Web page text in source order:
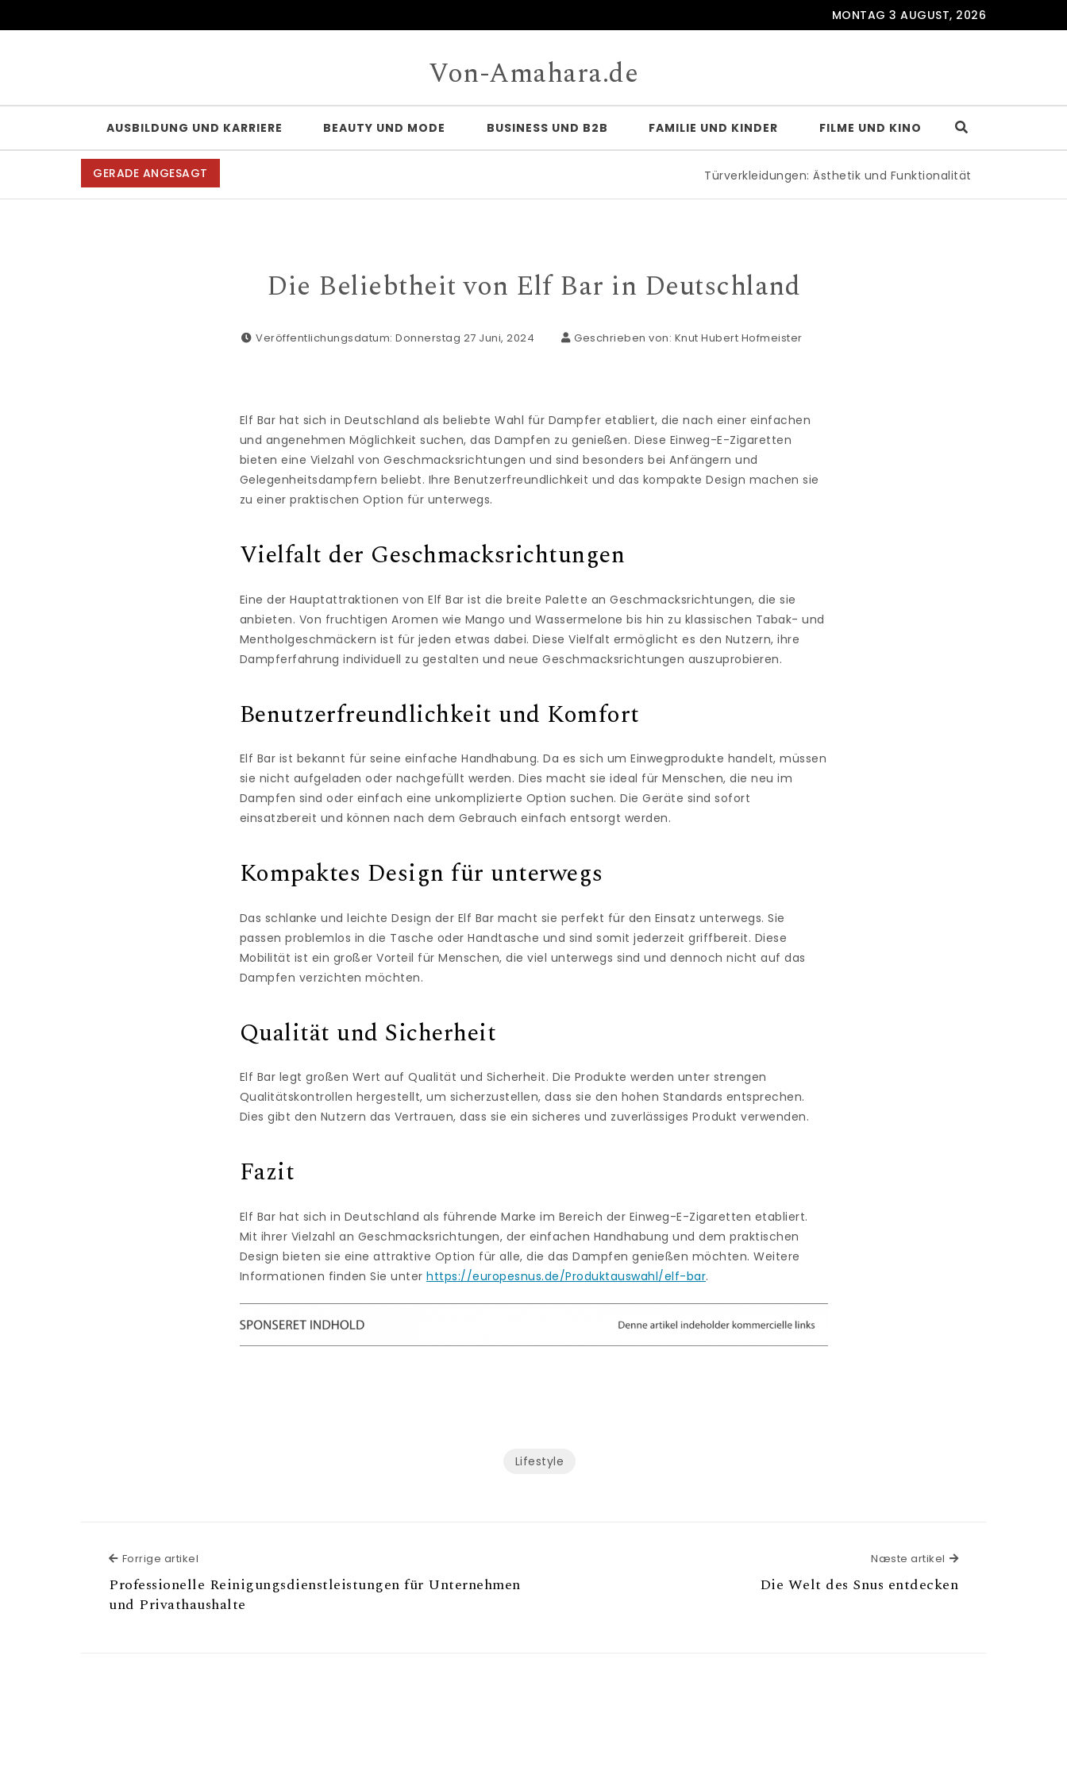
MONTAG 3 AUGUST, 2026
Von-Amahara.de
AUSBILDUNG UND KARRIERE BEAUTY UND MODE BUSINESS UND B2B FAMILIE UND KINDER FILME UND KINO
GERADE ANGESAGT Türverkleidungen: Ästhetik und Funktionalität für jeden Raum
Die Beliebtheit von Elf Bar in Deutschland
Veröffentlichungsdatum: Donnerstag 27 Juni, 2024 Geschrieben von: Knut Hubert Hofmeister
Elf Bar hat sich in Deutschland als beliebte Wahl für Dampfer etabliert, die nach einer einfachen
und angenehmen Möglichkeit suchen, das Dampfen zu genießen. Diese Einweg-E-Zigaretten
bieten eine Vielzahl von Geschmacksrichtungen und sind besonders bei Anfängern und
Gelegenheitsdampfern beliebt. Ihre Benutzerfreundlichkeit und das kompakte Design machen sie
zu einer praktischen Option für unterwegs.
Vielfalt der Geschmacksrichtungen
Eine der Hauptattraktionen von Elf Bar ist die breite Palette an Geschmacksrichtungen, die sie
anbieten. Von fruchtigen Aromen wie Mango und Wassermelone bis hin zu klassischen Tabak- und
Mentholgeschmäckern ist für jeden etwas dabei. Diese Vielfalt ermöglicht es den Nutzern, ihre
Dampferfahrung individuell zu gestalten und neue Geschmacksrichtungen auszuprobieren.
Benutzerfreundlichkeit und Komfort
Elf Bar ist bekannt für seine einfache Handhabung. Da es sich um Einwegprodukte handelt, müssen
sie nicht aufgeladen oder nachgefüllt werden. Dies macht sie ideal für Menschen, die neu im
Dampfen sind oder einfach eine unkomplizierte Option suchen. Die Geräte sind sofort
einsatzbereit und können nach dem Gebrauch einfach entsorgt werden.
Kompaktes Design für unterwegs
Das schlanke und leichte Design der Elf Bar macht sie perfekt für den Einsatz unterwegs. Sie
passen problemlos in die Tasche oder Handtasche und sind somit jederzeit griffbereit. Diese
Mobilität ist ein großer Vorteil für Menschen, die viel unterwegs sind und dennoch nicht auf das
Dampfen verzichten möchten.
Qualität und Sicherheit
Elf Bar legt großen Wert auf Qualität und Sicherheit. Die Produkte werden unter strengen
Qualitätskontrollen hergestellt, um sicherzustellen, dass sie den hohen Standards entsprechen.
Dies gibt den Nutzern das Vertrauen, dass sie ein sicheres und zuverlässiges Produkt verwenden.
Fazit
Elf Bar hat sich in Deutschland als führende Marke im Bereich der Einweg-E-Zigaretten etabliert.
Mit ihrer Vielzahl an Geschmacksrichtungen, der einfachen Handhabung und dem praktischen
Design bieten sie eine attraktive Option für alle, die das Dampfen genießen möchten. Weitere
Informationen finden Sie unter https://europesnus.de/Produktauswahl/elf-bar.
Lifestyle
Forrige artikel
Professionelle Reinigungsdienstleistungen für Unternehmen
und Privathaushalte
Næste artikel Næste artikel
Die Welt des Snus entdecken